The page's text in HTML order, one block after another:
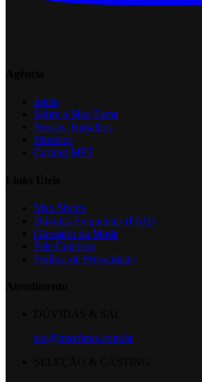
Início
Sobre a Max Fama
Nossos Trabalhos
Modelos
Casting MFT
Max Shorts
Dúvidas Frequentes (FAQ)
Glossário da Moda
Fale Conosco
Política de Privacidade
sac@maxfama.com.br